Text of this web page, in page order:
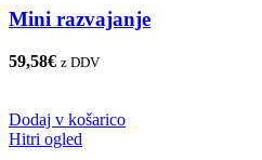
Mini razvajanje
59,58€ z DDV
Dodaj v košarico
Hitri ogled